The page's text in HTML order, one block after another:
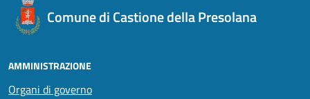
Comune di Castione della Presolana
AMMINISTRAZIONE
Organi di governo